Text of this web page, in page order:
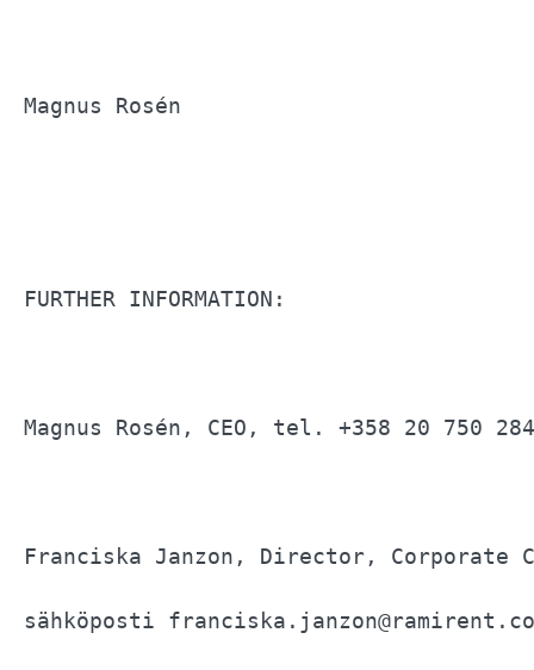
FURTHER
Magnus Rosén, CEO, tel. +358 20 750
Franciska Janzon, Director,
sähköposti